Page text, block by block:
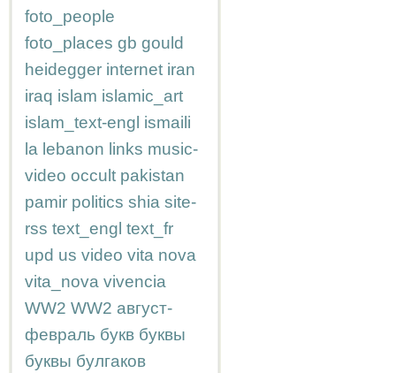
foto_people
foto_places gb gould
heidegger internet iran
iraq islam islamic_art
islam_text-engl ismaili
la lebanon links music-
video occult pakistan
pamir politics shia site-
rss text_engl text_fr
upd us video vita nova
vita_nova vivencia
WW2 WW2 август-
февраль букв буквы
буквы булгаков